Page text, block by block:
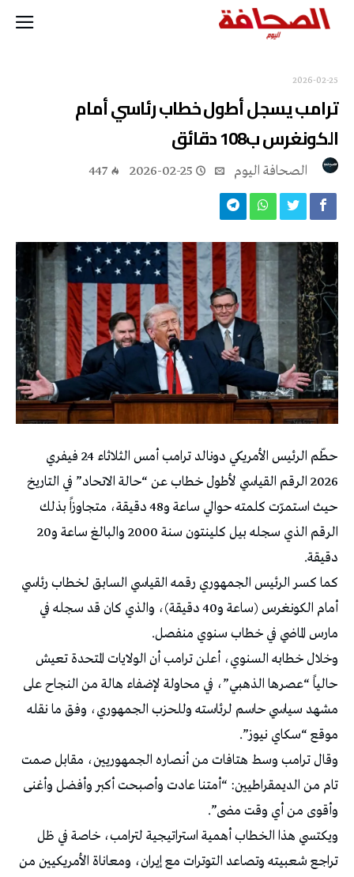
2026-02-25
ترامب يسجل أطول خطاب رئاسي أمام
الكونغرس ب108 دقائق
2026-02-25
447
حطّم الرئيس الأمريكي دونالد ترامب أمس الثلاثاء 24 فيفري
2026 الرقم القياسي لأطول خطاب عن “حالة الاتحاد” في التاريخ
حيث استمرّت كلمته حوالي ساعة و48 دقيقة، متجاوزاً بذلك
الرقم الذي سجله بيل كلينتون سنة 2000 والبالغ ساعة و20
دقيقة.
كما كسر الرئيس الجمهوري رقمه القياسي السابق لخطاب رئاسي
أمام الكونغرس (ساعة و40 دقيقة)، والذي كان قد سجله في
مارس الماضي في خطاب سنوي منفصل.
وخلال خطابه السنوي، أعلن ترامب أن الولايات المتحدة تعيش
حالياً “عصرها الذهبي”، في محاولة لإضفاء هالة من النجاح على
مشهد سياسي حاسم لرئاسته وللحزب الجمهوري، وفق ما نقله
موقع “سكاي نيوز”.
وقال ترامب وسط هتافات من أنصاره الجمهوريين، مقابل صمت
تام من الديمقراطيين: “أمتنا عادت وأصبحت أكبر وأفضل وأغنى
وأقوى من أي وقت مضى”.
ويكتسي هذا الخطاب أهمية استراتيجية لترامب، خاصة في ظل
تراجع شعبيته وتصاعد التوترات مع إيران، ومعاناة الأمريكيين من